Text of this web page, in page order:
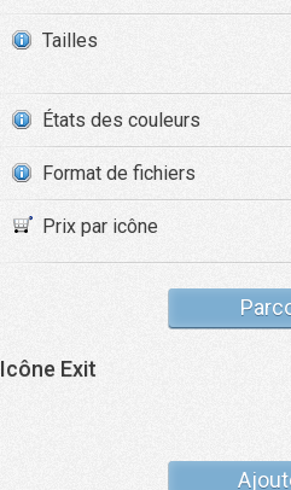
Tailles
États des couleurs
Format de fichiers
Prix par icône
Icône Exit